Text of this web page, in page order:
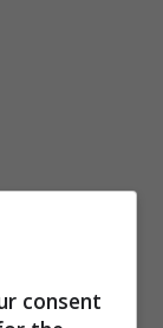
mostrato
consent